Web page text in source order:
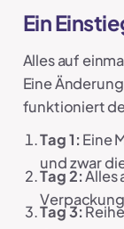
Ein
Alles auf
Eine
funktioniert
Tag 1:Eine
und zwar
Tag 2:Alles
Tag 3: